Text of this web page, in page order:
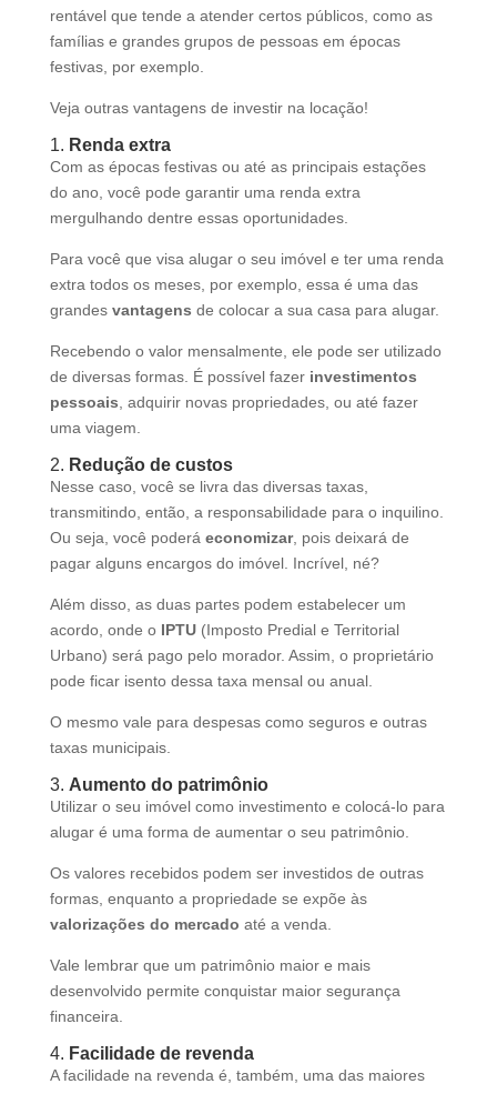
rentável que tende a atender certos públicos, como as
famílias e grandes grupos de pessoas em épocas
festivas, por exemplo.
Veja outras vantagens de investir na locação!
1. Renda extra
Com as épocas festivas ou até as principais estações
do ano, você pode garantir uma renda extra
mergulhando dentre essas oportunidades.
Para você que visa alugar o seu imóvel e ter uma renda
extra todos os meses, por exemplo, essa é uma das
grandes vantagens de colocar a sua casa para alugar.
Recebendo o valor mensalmente, ele pode ser utilizado
de diversas formas. É possível fazer investimentos
pessoais , adquirir novas propriedades, ou até fazer
uma viagem.
2. Redução de custos
Nesse caso, você se livra das diversas taxas,
transmitindo, então, a responsabilidade para o inquilino.
Ou seja, você poderá economizar, pois deixará de
pagar alguns encargos do imóvel. Incrível, né?
Além disso, as duas partes podem estabelecer um
acordo, onde o IPTU (Imposto Predial e Territorial
Urbano) será pago pelo morador. Assim, o proprietário
pode ficar isento dessa taxa mensal ou anual.
O mesmo vale para despesas como seguros e outras
taxas municipais.
3. Aumento do patrimônio
Utilizar o seu imóvel como investimento e colocá-lo para
alugar é uma forma de aumentar o seu patrimônio.
Os valores recebidos podem ser investidos de outras
formas, enquanto a propriedade se expõe às
valorizações do mercado até a venda.
Vale lembrar que um patrimônio maior e mais
desenvolvido permite conquistar maior segurança
financeira.
4. Facilidade de revenda
A facilidade na revenda é, também, uma das maiores